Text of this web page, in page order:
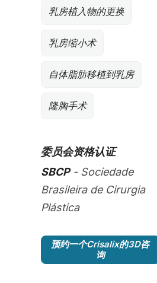
乳房植入物的更换
乳房缩小术
自体脂肪移植到乳房
隆胸手术
委员会资格认证
SBCP- Sociedade
Brasileira de Cirurgia
Plástica
预约一个Crisalix的3D咨
询